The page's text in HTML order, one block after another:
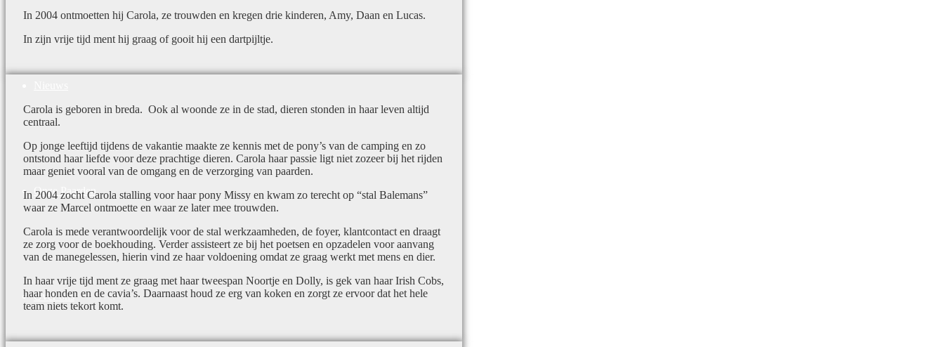
Onze Paarden
Over ons
In 2004 ontmoetten hij Carola, ze trouwden en kregen drie kinderen, Amy, Daan en Lucas.
In zijn vrije tijd ment hij graag of gooit hij een dartpijltje.
Carola is geboren in breda. Ook al woonde ze in de stad, dieren stonden in haar leven altijd
centraal.
Op jonge leeftijd tijdens de vakantie maakte ze kennis met de pony’s van de camping en zo
ontstond haar liefde voor deze prachtige dieren. Carola haar passie ligt niet zozeer bij het rijden
maar geniet vooral van de omgang en de verzorging van paarden.
In 2004 zocht Carola stalling voor haar pony Missy en kwam zo terecht op “stal Balemans”
waar ze Marcel ontmoette en waar ze later mee trouwden.
Carola is mede verantwoordelijk voor de stal werkzaamheden, de foyer, klantcontact en draagt
ze zorg voor de boekhouding. Verder assisteert ze bij het poetsen en opzadelen voor aanvang
van de manegelessen, hierin vind ze haar voldoening omdat ze graag werkt met mens en dier.
In haar vrije tijd ment ze graag met haar tweespan Noortje en Dolly, is gek van haar Irish Cobs,
haar honden en de cavia’s. Daarnaast houd ze erg van koken en zorgt ze ervoor dat het hele
team niets tekort komt.